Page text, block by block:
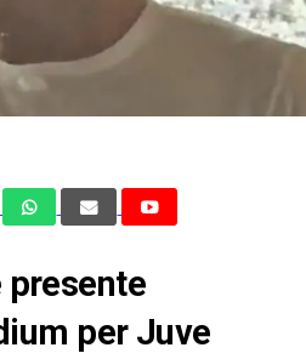
presente
per Juve